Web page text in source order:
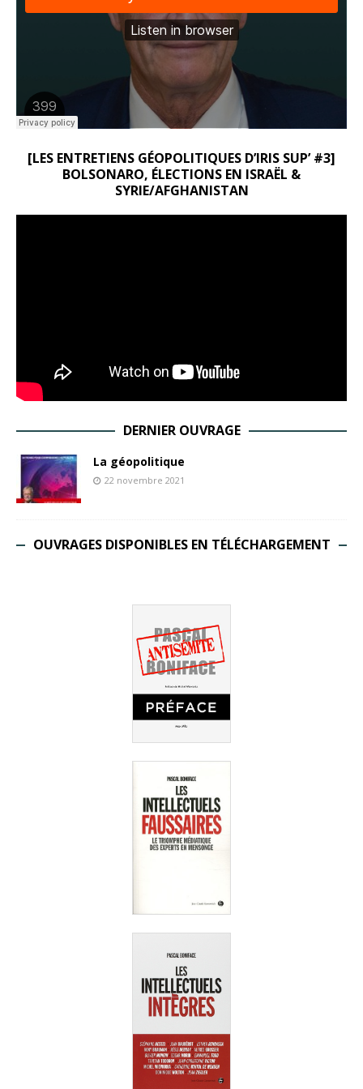
[LES ENTRETIENS GÉOPOLITIQUES D’IRIS SUP’ #3]
BOLSONARO, ÉLECTIONS EN ISRAËL &
SYRIE/AFGHANISTAN
DERNIER OUVRAGE
La géopolitique
22 novembre 2021
OUVRAGES DISPONIBLES EN TÉLÉCHARGEMENT